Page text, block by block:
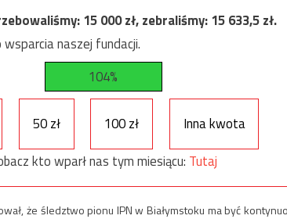
15 000zł, zebraliśmy:15 633,5zł.
naszej fundacji.
104%
50 zł 100 zł
Inna kwota
kto wparł nas tym miesiącu: Tutaj
że śledztwo pionu IPN w Białymstoku ma być